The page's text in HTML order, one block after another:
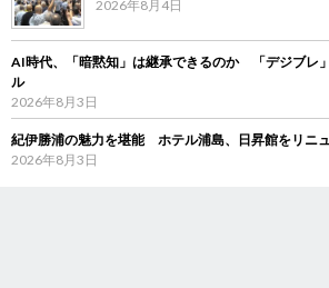
2026年8月4日
AI時代、「暗黙知」は継承できるのか 「デジブレ
ル
2026年8月3日
紀伊勝浦の魅力を堪能 ホテル浦島、日昇館をリニ
2026年8月3日